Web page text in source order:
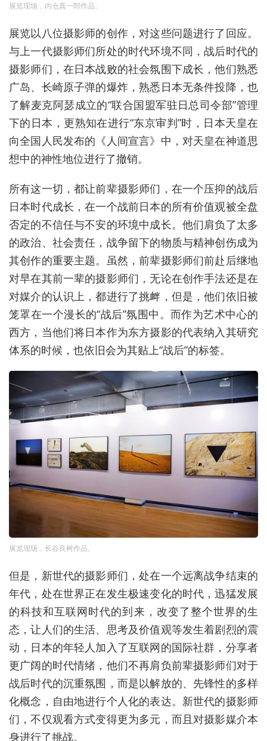
展览现场，内仓真一郎作品。
展览以八位摄影师的创作，对这些问题进行了回应。
与上一代摄影师们所处的时代环境不同，战后时代的
摄影师们，在日本战败的社会氛围下成长，他们熟悉
广岛、长崎原子弹的爆炸，熟悉日本无条件投降，也
了解麦克阿瑟成立的“联合国盟军驻日总司令部”管理
下的日本，更熟知在进行“东京审判”时，日本天皇在
向全国人民发布的《人间宣言》中，对天皇在神道思
想中的神性地位进行了撤销。
所有这一切，都让前辈摄影师们，在一个压抑的战后
日本时代成长，在一个战前日本的所有价值观被全盘
否定的不信任与不安的环境中成长。他们肩负了太多
的政治、社会责任，战争留下的物质与精神创伤成为
其创作的重要主题。虽然，前辈摄影师们前赴后继地
对早在其前一辈的摄影师们，无论在创作手法还是在
对媒介的认识上，都进行了挑衅，但是，他们依旧被
笼罩在一个漫长的“战后”氛围中。而作为艺术中心的
西方，当他们将日本作为东方摄影的代表纳入其研究
体系的时候，也依旧会为其贴上“战后”的标签。
展览现场，长谷良树作品。
但是，新世代的摄影师们，处在一个远离战争结束的
年代，处在世界正在发生极速变化的时代，迅猛发展
的科技和互联网时代的到来，改变了整个世界的生
态，让人们的生活、思考及价值观等发生着剧烈的震
动，日本的年轻人加入了互联网的国际社群，分享者
更广阔的时代情绪，他们不再肩负前辈摄影师们对于
战后时代的沉重氛围，而是以解放的、先锋性的多样
化概念，自由地进行个人化的表达。新世代的摄影师
们，不仅观看方式变得更为多元，而且对摄影媒介本
身进行了挑战。